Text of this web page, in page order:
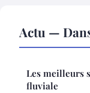
Actu —
Les meilleurs
fluviale